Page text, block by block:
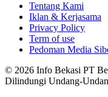
Tentang Kami
Iklan & Kerjasama
Privacy Policy
Term of use
Pedoman Media
© 2026 Info Bekasi PT
Dilindungi Undang-